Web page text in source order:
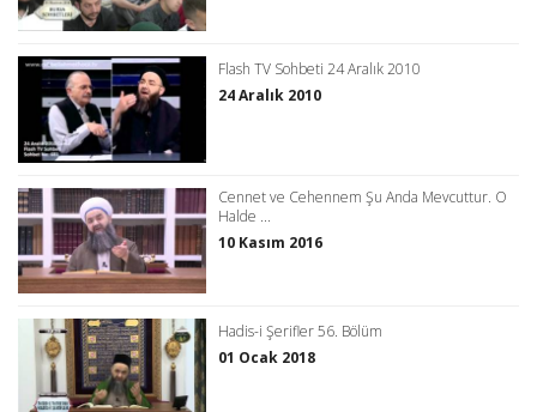
Flash TV Sohbeti 24 Aralık 2010
24 Aralık 2010
Cennet ve Cehennem Şu Anda Mevcuttur. O
Halde ...
10 Kasım 2016
Hadis-i Şerifler 56. Bölüm
01 Ocak 2018